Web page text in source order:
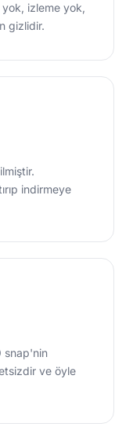
yok, izleme yok,
gizlidir.
indirmeye
snap'nin
ve öyle